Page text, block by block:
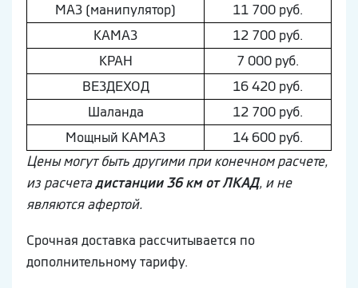
МAЗ (манипулятор)
11 700 руб.
КAМAЗ
12 700 руб.
КРАН
7 000 руб.
ВEЗДEХОД
16 420 руб.
Шaлaнда
12 700 руб.
Мощный КAМAЗ
14 600 руб.
Цены могут быть другими при конечном расчете,
из расчетадистанции 36 км от ЛКАД, и не
являются афертой.
Срочная доставка рассчитывается по
дополнительному тарифу.